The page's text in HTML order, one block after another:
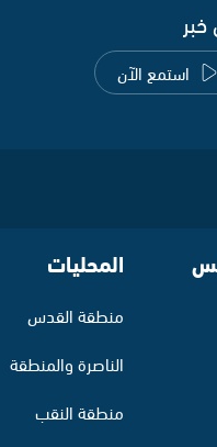
استمع الآن
المحليات
منطقة القدس
الناصرة والمنطقة
منطقة النقب